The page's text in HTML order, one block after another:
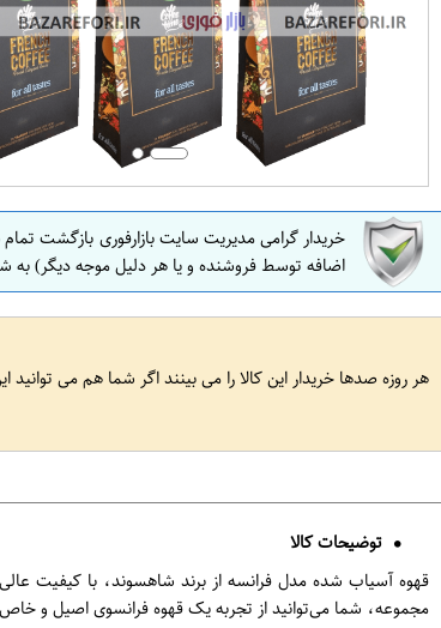
خریدار گرامی مدیریت سایت بازارفوری بازگشت
اضافه توسط فروشنده و یا هر دلیل موجه دیگر) به
هر روزه صدها خریدار این کالا را می بینند اگر شما هم می توانید
توضیحات کالا
مجموعه، شما می‌توانید از تجربه یک قهوه فرانسوی اصیل و